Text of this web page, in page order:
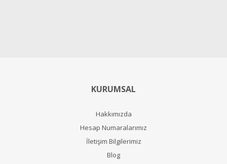
KURUMSAL
Hakkımızda
Hesap Numaralarımız
İletişim Bilgilerimiz
Blog